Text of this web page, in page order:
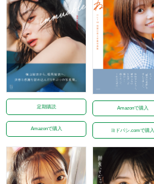
定期購読
Amazonで購入
Amazonで購入
ヨドバシ.comで購入